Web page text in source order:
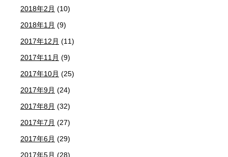
2018年2月 (10)
2018年1月 (9)
2017年12月 (11)
2017年11月 (9)
2017年10月 (25)
2017年9月 (24)
2017年8月 (32)
2017年7月 (27)
2017年6月 (29)
2017年5月 (28)